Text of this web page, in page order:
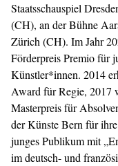
Staatsschauspiel
(CH), an der Bühne
Zürich (CH). Im Jahr
Förderpreis Premio für
Künstler*innen. 2014
Award für Regie, 2017
Masterpreis für
der Künste Bern für
junges Publikum mit
im deutsch- und